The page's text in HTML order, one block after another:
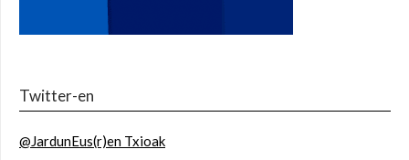
Twitter-en
@JardunEus(r)en Txioak